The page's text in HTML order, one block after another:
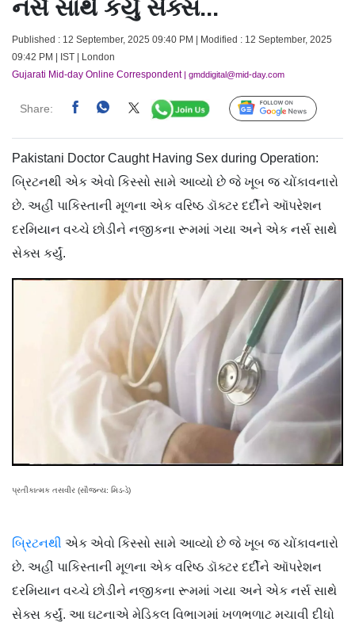
નર્સ સાથે કર્યું સેક્સ...
Published : 12 September, 2025 09:40 PM | Modified : 12 September, 2025
09:42 PM | IST | London
Gujarati Mid-day Online Correspondent| gmddigital@mid-day.com
Share: Follow Us
Pakistani Doctor Caught Having Sex during Operation:
બ્રિટનથી એક એવો કિસ્સો સામે આવ્યો છે જે ખૂબ જ ચોંકાવનારો
છે. અહીં પાકિસ્તાની મૂળના એક વરિષ્ઠ ડૉક્ટર દર્દીને ઑપરેશન
દરમિયાન વચ્ચે છોડીને નજીકના રૂમમાં ગયા અને એક નર્સ સાથે
સેક્સ કર્યું.
પ્રતીકાત્મક તસવીર (સૌજન્ય: મિડ-ડે)
બ્રિટનથી એક એવો કિસ્સો સામે આવ્યો છે જે ખૂબ જ ચોંકાવનારો
છે. અહીં પાકિસ્તાની મૂળના એક વરિષ્ઠ ડૉક્ટર દર્દીને ઑપરેશન
દરમિયાન વચ્ચે છોડીને નજીકના રૂમમાં ગયા અને એક નર્સ સાથે
સેક્સ કર્યું. આ ઘટનાએ મેડિકલ વિભાગમાં ખળભળાટ મચાવી દીધો